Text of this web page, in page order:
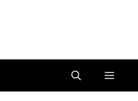
Menu